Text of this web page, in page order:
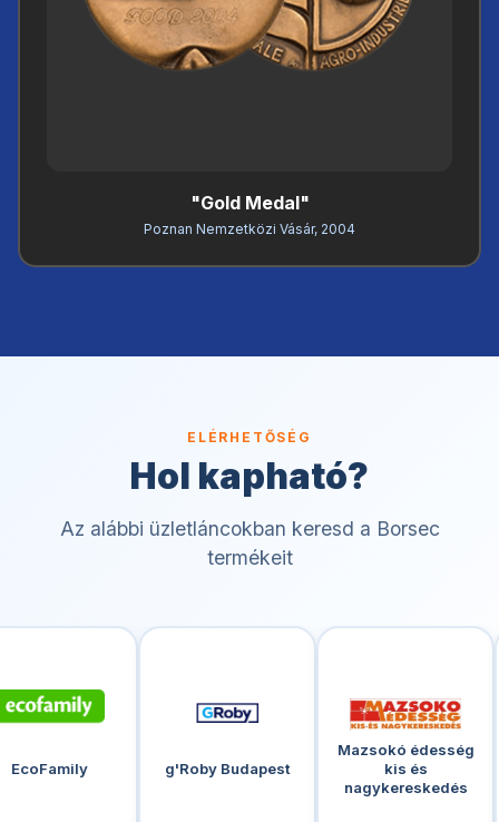
"Gold Medal"
Poznan Nemzetközi Vásár, 2004
ELÉRHETŐSÉG
Hol kapható?
Az alábbi üzletláncokban keresd a Borsec
termékeit
g'Roby Budapest
Mazsokó édesség
kis és
Miskolc
C+C